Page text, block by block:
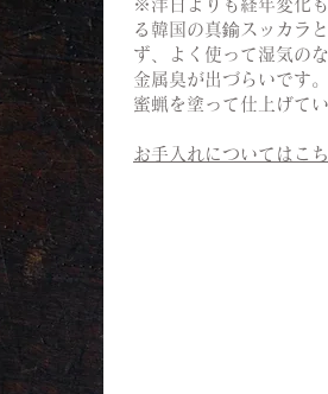
※洋白よりも経年変化
る韓国の真鍮スッカラ
ず、よく使って湿気の
金属臭が出づらいです。
蜜蝋を塗って仕上げてい
お手入れについてはこち